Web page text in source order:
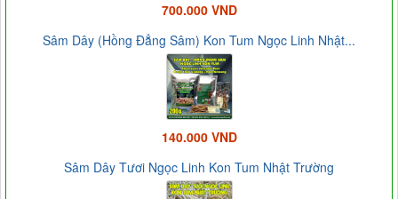
700.000 VND
Sâm Dây (Hồng Đẳng Sâm) Kon Tum Ngọc Linh Nhật...
140.000 VND
Sâm Dây Tươi Ngọc Linh Kon Tum Nhật Trường